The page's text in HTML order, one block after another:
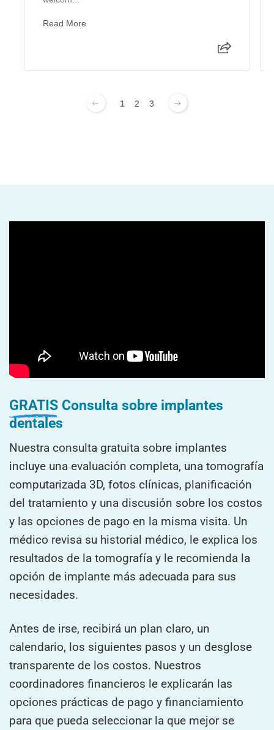
Read More
1 2 3
GRATIS Consulta sobre implantes
dentales
Nuestra consulta gratuita sobre implantes
incluye una evaluación completa, una tomografía
computarizada 3D, fotos clínicas, planificación
del tratamiento y una discusión sobre los costos
y las opciones de pago en la misma visita. Un
médico revisa su historial médico, le explica los
resultados de la tomografía y le recomienda la
opción de implante más adecuada para sus
necesidades.
Antes de irse, recibirá un plan claro, un
calendario, los siguientes pasos y un desglose
transparente de los costos. Nuestros
coordinadores financieros le explicarán las
opciones prácticas de pago y financiamiento
para que pueda seleccionar la que mejor se